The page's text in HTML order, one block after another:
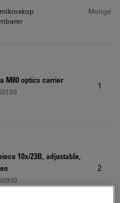
Menge
M80 optics carrier
1
10x/23B, adjustable,
2